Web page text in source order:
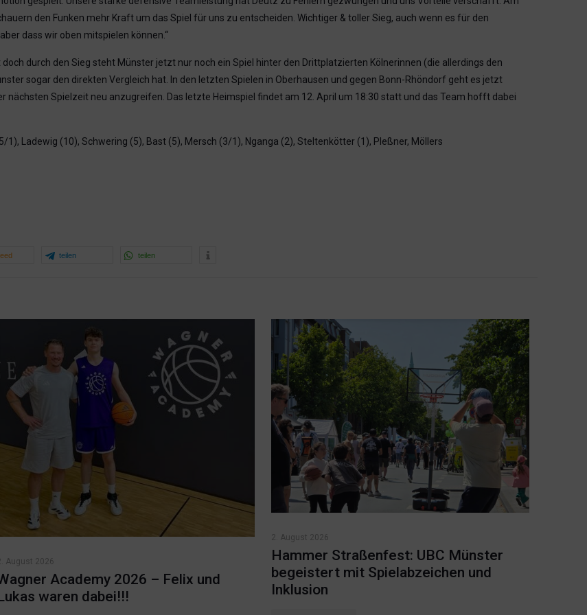
den Funken mehr Kraft um das Spiel für uns zu entscheiden. Wichtiger & toller Sieg, auch wenn es für den
dass wir oben mitspielen können.“
durch den Sieg steht Münster jetzt nur noch ein Spiel hinter den Drittplatzierten Kölnerinnen (die allerdings den
sogar den direkten Vergleich hat. In den letzten Spielen in Oberhausen und gegen Bonn-Rhöndorf geht es jetzt
nächsten Spielzeit neu anzugreifen. Das letzte Heimspiel findet am 12. April um 18:30 statt und das Team hofft dabei
Ladewig (10), Schwering (5), Bast (5), Mersch (3/1), Nganga (2), Steltenkötter (1), Pleßner, Möllers
teilen teilen
August 2026
Academy 2026 – Felix und
Lukas waren dabei!!!
2. August 2026
Hammer Straßenfest: UBC Münster
begeistert mit Spielabzeichen und
Inklusion